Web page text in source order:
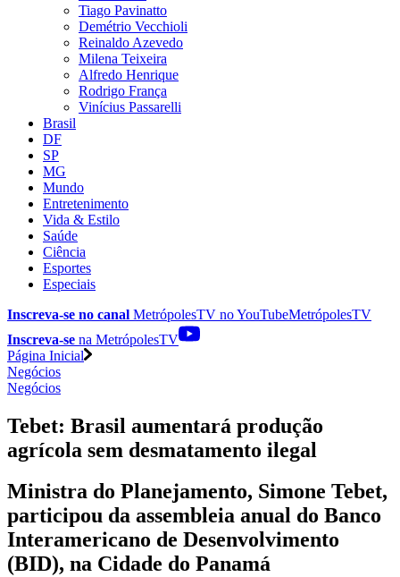
Tiago Pavinatto
Demétrio Vecchioli
Reinaldo Azevedo
Milena Teixeira
Alfredo Henrique
Rodrigo França
Vinícius Passarelli
Brasil
DF
SP
MG
Mundo
Entretenimento
Vida & Estilo
Saúde
Ciência
Esportes
Especiais
Inscreva-se no canal MetrópolesTV noYouTubeMetrópolesTV
Inscreva-se na MetrópolesTV
Página Inicial
Negócios
Negócios
Tebet: Brasil aumentará produção
agrícola sem desmatamento ilegal
Ministra do Planejamento, Simone Tebet,
participou da assembleia anual do Banco
Interamericano de Desenvolvimento
(BID), na Cidade do Panamá